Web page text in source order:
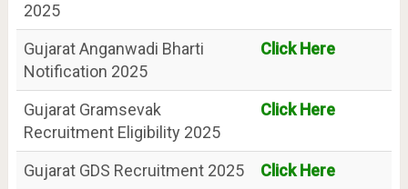
2025
Gujarat Anganwadi Bharti
Notification 2025
Click Here
Gujarat Gramsevak
Recruitment Eligibility 2025
Click Here
Gujarat GDS Recruitment 2025
Click Here